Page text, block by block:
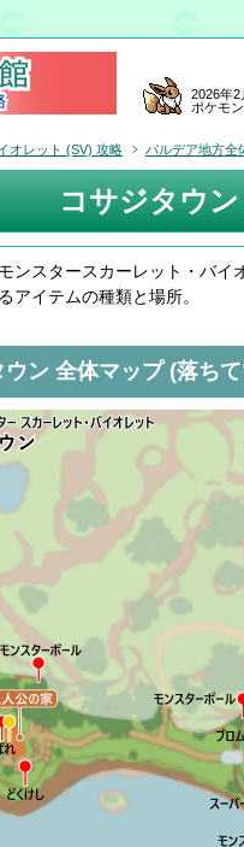
コサジタウ
モンスタースカーレット・バイ
アイテムの種類と場所。
ウン 全体マップ (落ち
2026年2
ポケモ
オレット (SV) 攻略 パルデア地方全